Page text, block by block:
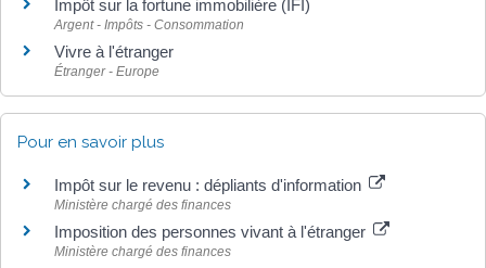
Impôt sur la fortune immobilière (IFI)
Argent - Impôts - Consommation
Vivre à l'étranger
Étranger - Europe
Pour en savoir plus
Impôt sur le revenu : dépliants d'information
Ministère chargé des finances
Imposition des personnes vivant à l'étranger
Ministère chargé des finances